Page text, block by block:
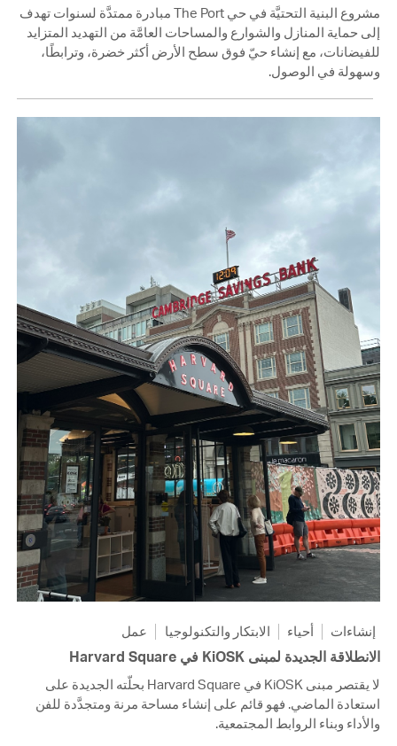
مشروع البنية التحتيَّة في حي The Port مبادرة ممتدَّة لسنوات تهدف
إلى حماية المنازل والشوارع والمساحات العامَّة من التهديد المتزايد
للفيضانات، مع إنشاء حيّ فوق سطح الأرض أكثر خضرة، وترابطًا،
وسهولة في الوصول.
إنشاءات أحياء الابتكار والتكنولوجيا عمل
الانطلاقة الجديدة لمبنى KiOSK في Harvard Square
لا يقتصر مبنى KiOSK في Harvard Square بحلّته الجديدة على
استعادة الماضي. فهو قائم على إنشاء مساحة مرنة ومتجدَّدة للفن
والأداء وبناء الروابط المجتمعية.